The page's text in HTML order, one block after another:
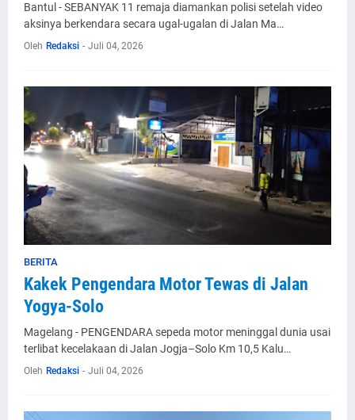
Bantul - SEBANYAK 11 remaja diamankan polisi setelah video
aksinya berkendara secara ugal-ugalan di Jalan Ma…
Oleh Redaksi - Juli 04, 2026
BERITA
Kakek Pengendara Motor Tewas di Jalan
Yogya-Solo
Magelang - PENGENDARA sepeda motor meninggal dunia usai
terlibat kecelakaan di Jalan Jogja–Solo Km 10,5 Kalu…
Oleh Redaksi - Juli 04, 2026